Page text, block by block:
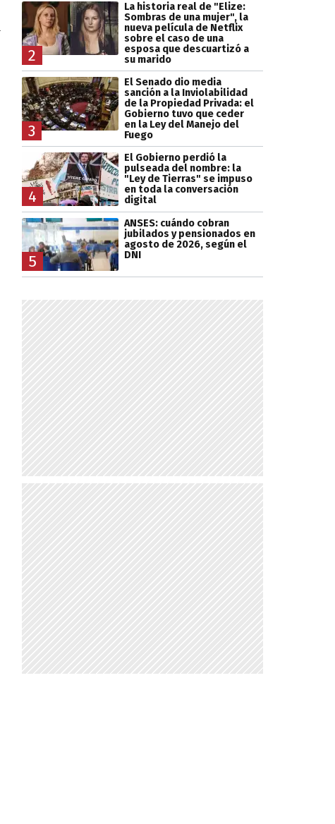
2
La historia real de "Elize:
Sombras de una mujer", la
nueva película de Netflix
sobre el caso de una
esposa que descuartizó a
su marido
3
El Senado dio media
sanción a la Inviolabilidad
de la Propiedad Privada: el
Gobierno tuvo que ceder
en la Ley del Manejo del
Fuego
4
El Gobierno perdió la
pulseada del nombre: la
"Ley de Tierras" se impuso
en toda la conversación
digital
5
ANSES: cuándo cobran
jubilados y pensionados en
agosto de 2026, según el
DNI